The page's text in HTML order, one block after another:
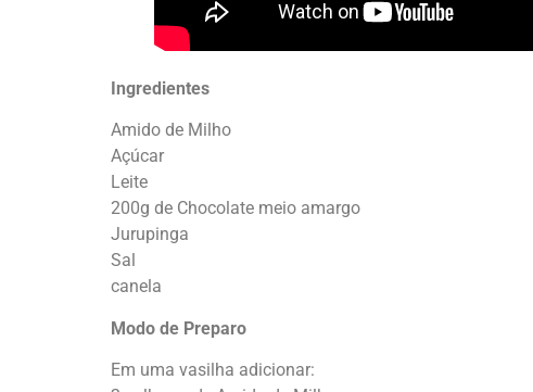
Ingredientes
Amido de Milho
Açúcar
Leite
200g de Chocolate meio amargo
Jurupinga
Sal
canela
Modo de Preparo
Em uma vasilha adicionar: